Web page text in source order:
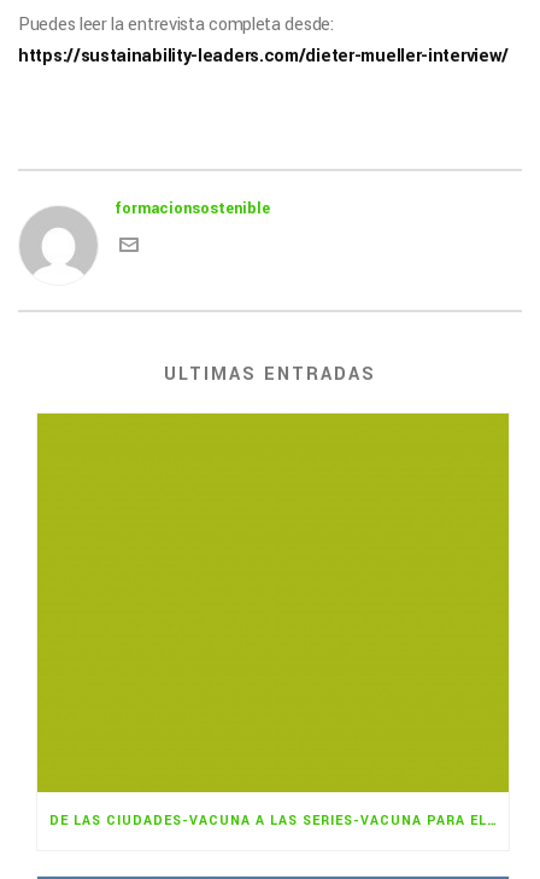
Puedes leer la entrevista completa desde:
https://sustainability-leaders.com/dieter-mueller-interview/
formacionsostenible
ULTIMAS ENTRADAS
DE LAS CIUDADES-VACUNA A LAS SERIES-VACUNA PARA EL CAMBIO CLIMÁTICO